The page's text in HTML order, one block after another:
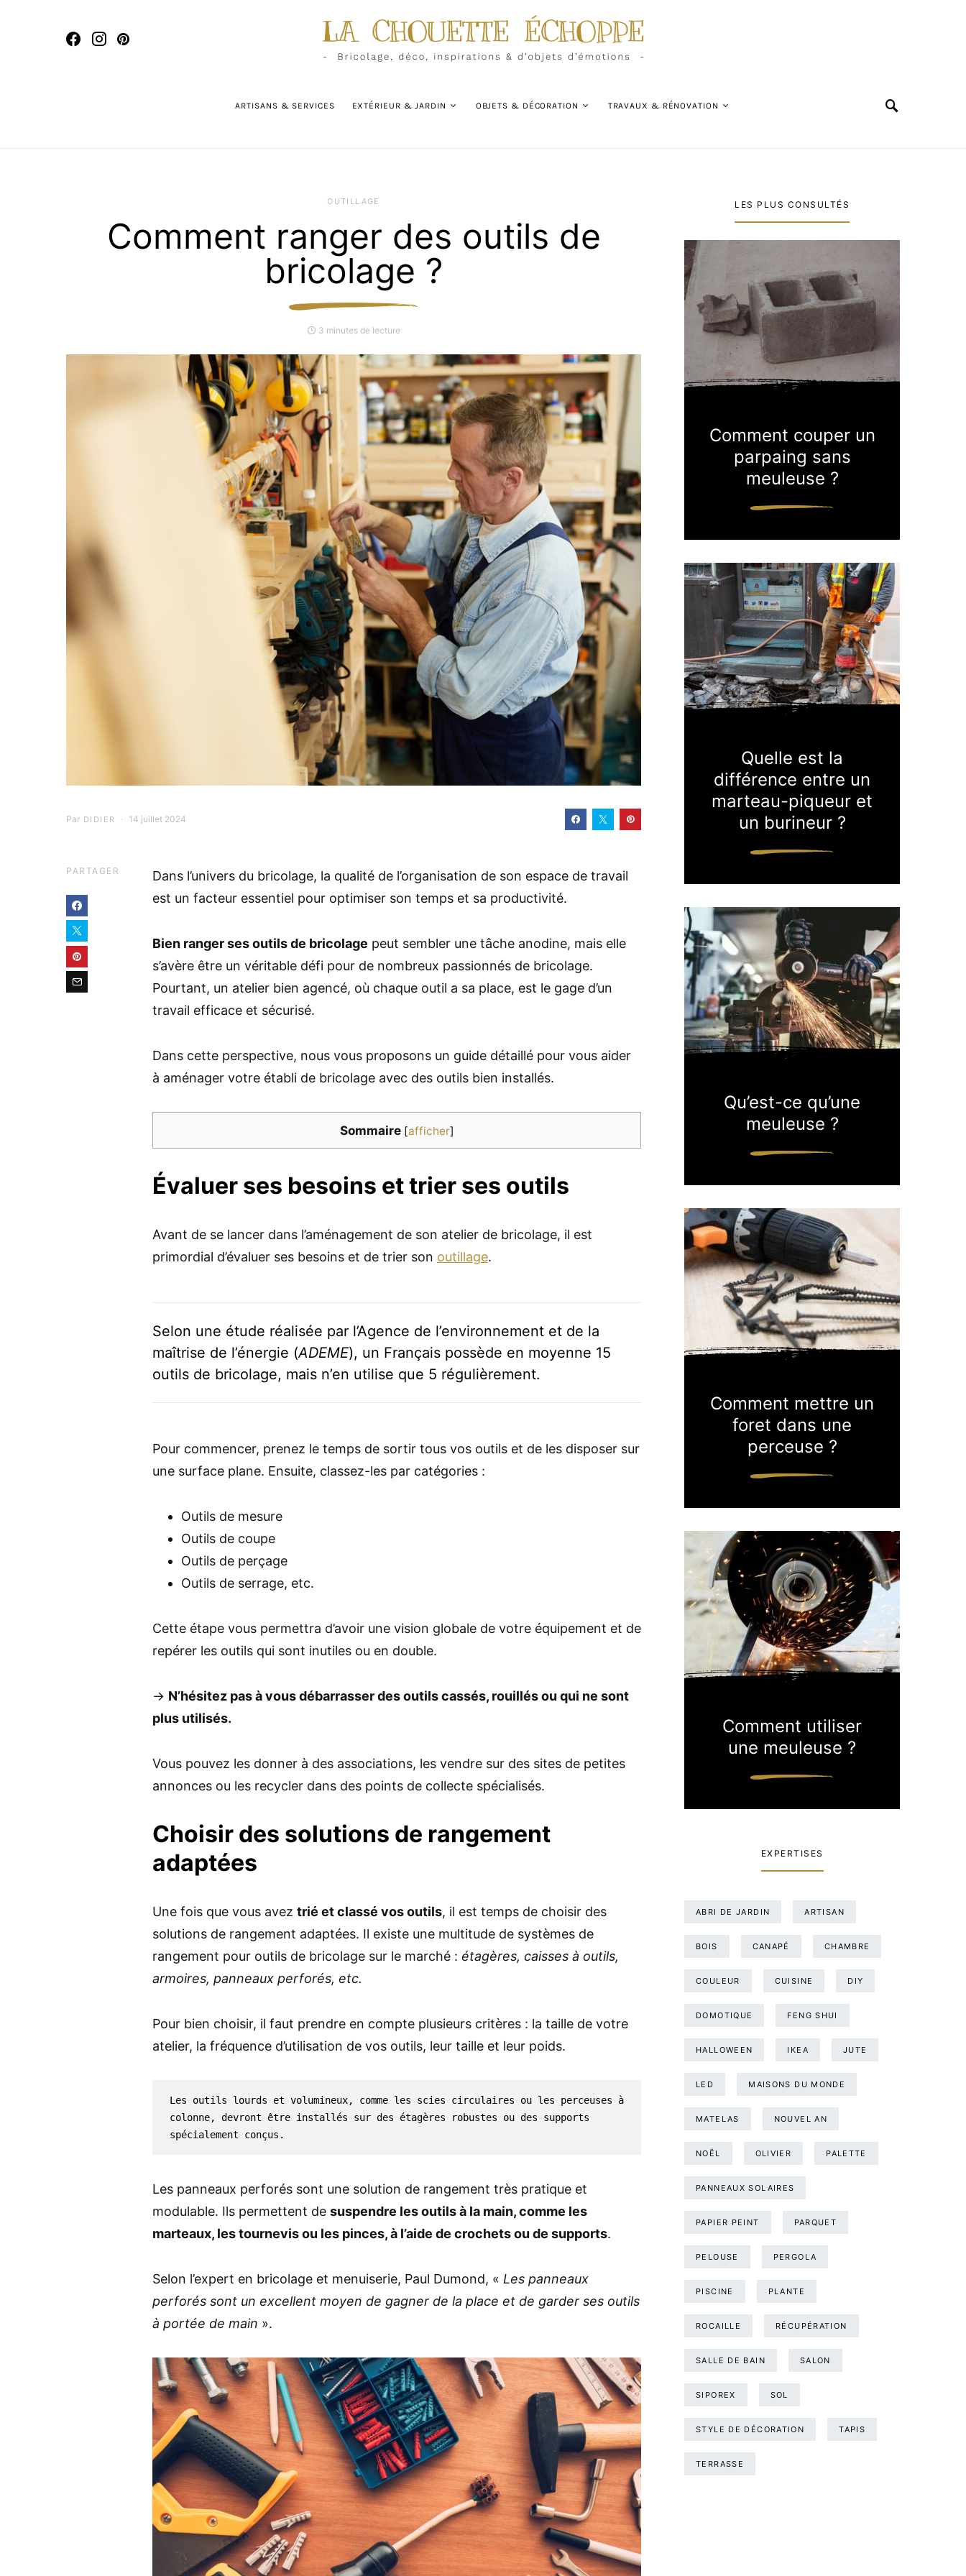
ARTISANS & SERVICES EXTÉRIEUR & JARDIN OBJETS & DÉCORATION TRAVAUX & RÉNOVATION
OUTILLAGE
Comment ranger des outils de
bricolage ?
3 minutes de lecture
Par DIDIER 14 juillet 2024
PARTAGER
Dans l’univers du bricolage, la qualité de l’organisation de son espace de travail
est un facteur essentiel pour optimiser son temps et sa productivité.
Bien ranger ses outils de bricolage peut sembler une tâche anodine, mais elle
s’avère être un véritable défi pour de nombreux passionnés de bricolage.
Pourtant, un atelier bien agencé, où chaque outil a sa place, est le gage d’un
travail efficace et sécurisé.
Dans cette perspective, nous vous proposons un guide détaillé pour vous aider
à aménager votre établi de bricolage avec des outils bien installés.
Sommaire [afficher]
Évaluer ses besoins et trier ses outils
Avant de se lancer dans l’aménagement de son atelier de bricolage, il est
primordial d’évaluer ses besoins et de trier son outillage.
Selon une étude réalisée par l’Agence de l’environnement et de la
maîtrise de l’énergie (ADEME), un Français possède en moyenne 15
outils de bricolage, mais n’en utilise que 5 régulièrement.
Pour commencer, prenez le temps de sortir tous vos outils et de les disposer sur
une surface plane. Ensuite, classez-les par catégories :
Outils de mesure
Outils de coupe
Outils de perçage
Outils de serrage, etc.
Cette étape vous permettra d’avoir une vision globale de votre équipement et de
repérer les outils qui sont inutiles ou en double.
→ N’hésitez pas à vous débarrasser des outils cassés, rouillés ou qui ne sont
plus utilisés.
Vous pouvez les donner à des associations, les vendre sur des sites de petites
annonces ou les recycler dans des points de collecte spécialisés.
Choisir des solutions de rangement
adaptées
Une fois que vous avez trié et classé vos outils, il est temps de choisir des
solutions de rangement adaptées. Il existe une multitude de systèmes de
rangement pour outils de bricolage sur le marché : étagères, caisses à outils,
armoires, panneaux perforés, etc.
Pour bien choisir, il faut prendre en compte plusieurs critères : la taille de votre
atelier, la fréquence d’utilisation de vos outils, leur taille et leur poids.
Les outils lourds et volumineux, comme les scies circulaires ou les perceuses à
colonne, devront être installés sur des étagères robustes ou des supports
spécialement conçus.
Les panneaux perforés sont une solution de rangement très pratique et
modulable. Ils permettent de suspendre les outils à la main, comme les
marteaux, les tournevis ou les pinces, à l’aide de crochets ou de supports.
Selon l’expert en bricolage et menuiserie, Paul Dumond, « Les panneaux
perforés sont un excellent moyen de gagner de la place et de garder ses outils
à portée de main ».
LES PLUS CONSULTÉS
Comment couper un
parpaing sans
meuleuse ?
Quelle est la
différence entre un
marteau-piqueur et
un burineur ?
Qu’est-ce qu’une
meuleuse ?
Comment mettre un
foret dans une
perceuse ?
Comment utiliser
une meuleuse ?
EXPERTISES
ABRI DE JARDIN ARTISAN
BOIS CANAPÉ CHAMBRE
COULEUR CUISINE DIY
DOMOTIQUE FENG SHUI
HALLOWEEN IKEA JUTE
LED MAISONS DU MONDE
MATELAS NOUVEL AN
NOËL OLIVIER PALETTE
PANNEAUX SOLAIRES
PAPIER PEINT PARQUET
PELOUSE PERGOLA
PISCINE PLANTE
ROCAILLE RÉCUPÉRATION
SALLE DE BAIN SALON
SIPOREX SOL
STYLE DE DÉCORATION TAPIS
TERRASSE